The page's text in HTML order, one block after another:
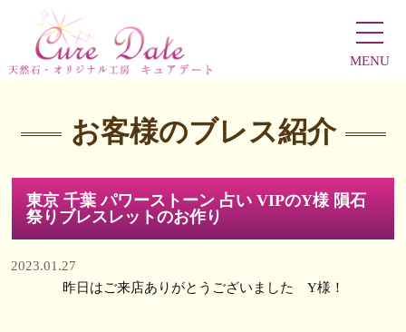
MENU
お客様のブレス紹介
東京 千葉 パワーストーン 占い VIPのY様 隕石
祭りブレスレットのお作り
2023.01.27
昨日はご来店ありがとうございました Y様！